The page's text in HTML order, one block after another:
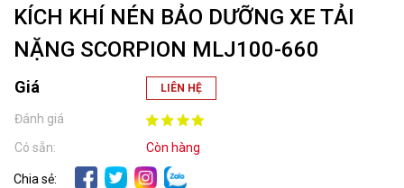
KÍCH KHÍ NÉN BẢO DƯỠNG XE TẢI
NẶNG SCORPION MLJ100-660
Giá LIÊN HỆ
Đánh giá
Có sẵn:
Còn hàng
Chia sẻ: